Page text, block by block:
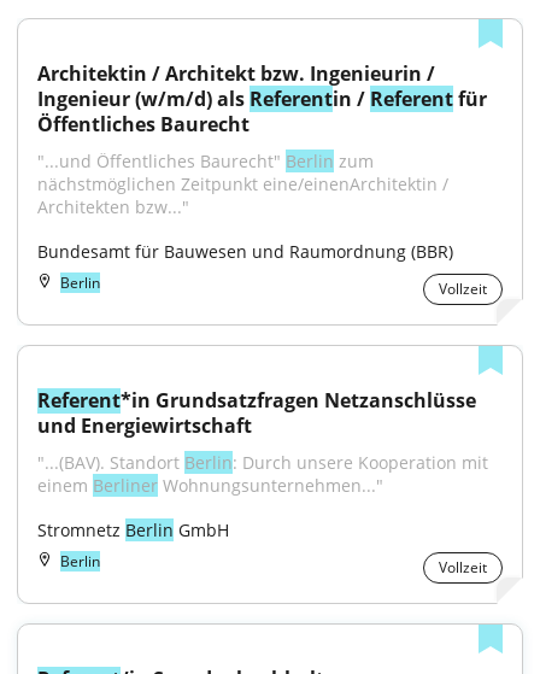
Architektin / Architekt bzw. Ingenieurin /
Ingenieur (w/m/d) als Referentin / Referent für
Öffentliches Baurecht
"...und Öffentliches Baurecht" Berlin zum
nächstmöglichen Zeitpunkt eine/einenArchitektin /
Architekten bzw..."
Bundesamt für Bauwesen und Raumordnung (BBR)
Berlin Vollzeit
Referent*in Grundsatzfragen Netzanschlüsse
und Energiewirtschaft
"...(BAV). Standort Berlin: Durch unsere Kooperation mit
einem Berliner Wohnungsunternehmen..."
Stromnetz Berlin GmbH
Berlin Vollzeit